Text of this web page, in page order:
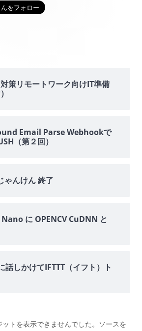
策リモートワーク向けIT準備
Email Parse Webhookで
（第２回）
ゃんけん 終了
に OPENCV CuDNN と
しかけてIFTTT（イフト）ト
トを表示できませんでした。ソースを